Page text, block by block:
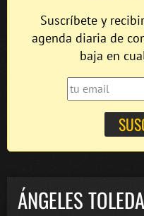
Suscríbete y
agenda diaria de
baja en
ÁNGELES